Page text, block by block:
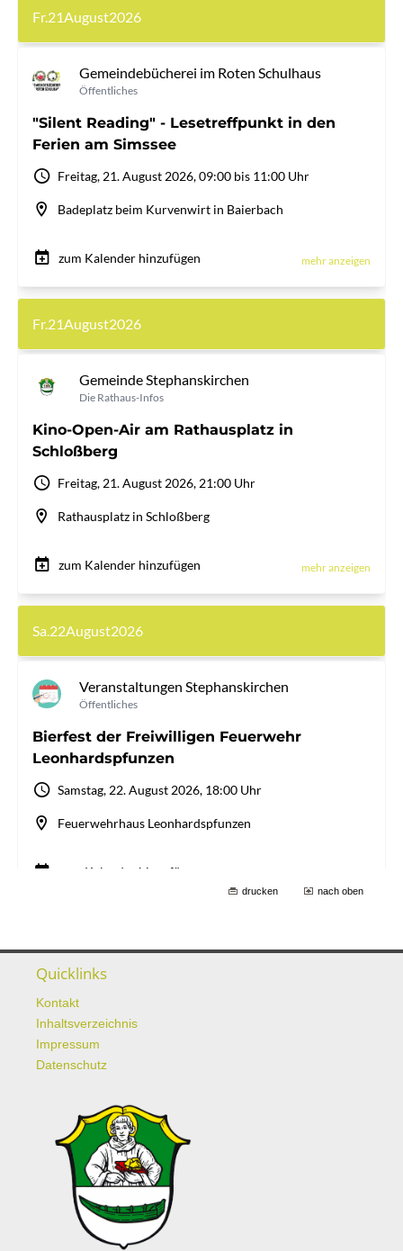
drucken nach oben
Quicklinks
Kontakt
Inhaltsverzeichnis
Impressum
Datenschutz